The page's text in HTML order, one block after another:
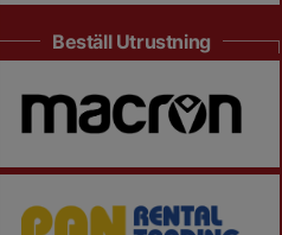
Beställ Utrustning